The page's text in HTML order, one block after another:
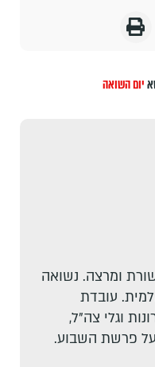
יום השואה
ומרצה. נשואה
עובדת
וגלי צה"ל,
על פרשת השבוע.